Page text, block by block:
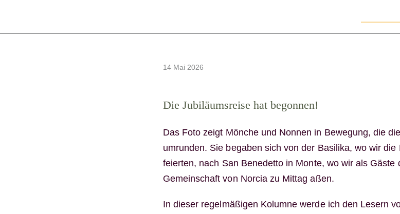
14 Mai 2026
Die Jubiläumsreise hat begonnen!
Das Foto zeigt Mönche und Nonnen in Bewegung, die
umrunden. Sie begaben sich von der Basilika, wo wir
feierten, nach San Benedetto in Monte, wo wir als Gäste
Gemeinschaft von Norcia zu Mittag aßen.
In dieser regelmäßigen Kolumne werde ich den Lesern